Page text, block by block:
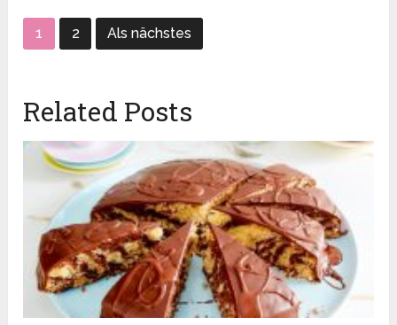
1 2 Als nächstes
Related Posts